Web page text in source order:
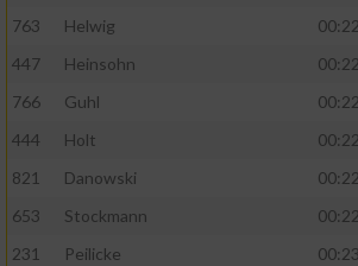
763
Helwig
447
Heinsohn
766
Guhl
444
Holt
821
Danowski
653
Stockmann
231
Peilicke